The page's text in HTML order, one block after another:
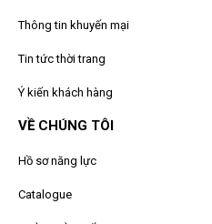
Thông tin khuyến mại
Tin tức thời trang
Ý kiến khách hàng
VỀ CHÚNG TÔI
Hồ sơ năng lực
Catalogue